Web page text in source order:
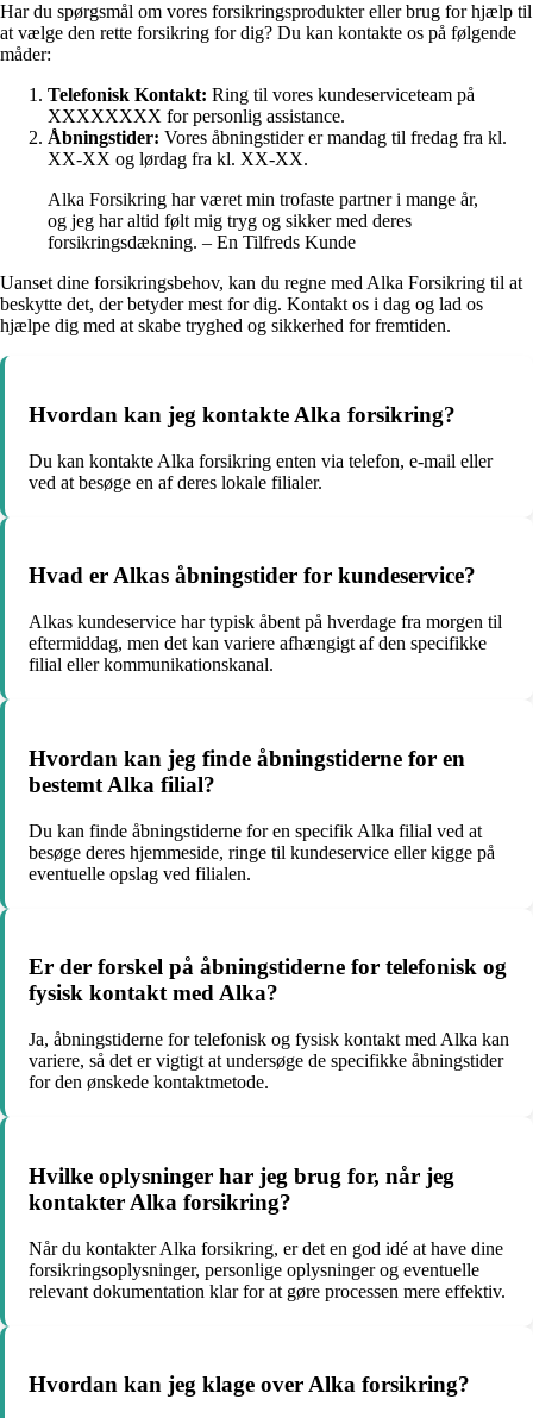
Har du spørgsmål om vores forsikringsprodukter eller brug for hjælp til
at vælge den rette forsikring for dig? Du kan kontakte os på følgende
måder:
Telefonisk Kontakt: Ring til vores kundeserviceteam på
XXXXXXXX for personlig assistance.
Åbningstider: Vores åbningstider er mandag til fredag fra kl.
XX-XX og lørdag fra kl. XX-XX.
Alka Forsikring har været min trofaste partner i mange år,
og jeg har altid følt mig tryg og sikker med deres
forsikringsdækning. – En Tilfreds Kunde
Uanset dine forsikringsbehov, kan du regne med Alka Forsikring til at
beskytte det, der betyder mest for dig. Kontakt os i dag og lad os
hjælpe dig med at skabe tryghed og sikkerhed for fremtiden.
Hvordan kan jeg kontakte Alka forsikring?
Du kan kontakte Alka forsikring enten via telefon, e-mail eller
ved at besøge en af deres lokale filialer.
Hvad er Alkas åbningstider for kundeservice?
Alkas kundeservice har typisk åbent på hverdage fra morgen til
eftermiddag, men det kan variere afhængigt af den specifikke
filial eller kommunikationskanal.
Hvordan kan jeg finde åbningstiderne for en
bestemt Alka filial?
Du kan finde åbningstiderne for en specifik Alka filial ved at
besøge deres hjemmeside, ringe til kundeservice eller kigge på
eventuelle opslag ved filialen.
Er der forskel på åbningstiderne for telefonisk og
fysisk kontakt med Alka?
Ja, åbningstiderne for telefonisk og fysisk kontakt med Alka kan
variere, så det er vigtigt at undersøge de specifikke åbningstider
for den ønskede kontaktmetode.
Hvilke oplysninger har jeg brug for, når jeg
kontakter Alka forsikring?
Når du kontakter Alka forsikring, er det en god idé at have dine
forsikringsoplysninger, personlige oplysninger og eventuelle
relevant dokumentation klar for at gøre processen mere effektiv.
Hvordan kan jeg klage over Alka forsikring?